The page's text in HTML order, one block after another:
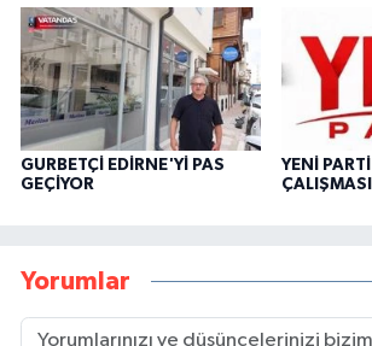
GURBETÇİ EDİRNE'Yİ PAS
GEÇİYOR
YENİ
ÇALIŞMASI
Yorumlar